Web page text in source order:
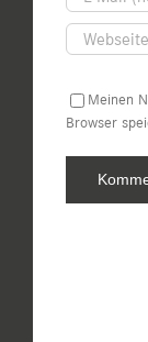
Meinen
Browser